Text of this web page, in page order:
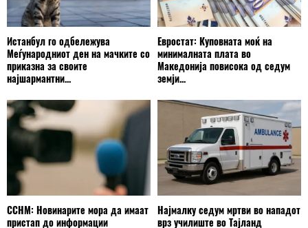
Истанбул го одбележува
Меѓународниот ден на мачките со
приказна за своите
најшармантни...
Евростат: Куповната моќ на
минималната плата во
Македонија повисока од седум
земји...
ССНМ: Новинарите мора да имаат
пристап до информации
Најмалку седум мртви во нападот
врз училиште во Тајланд